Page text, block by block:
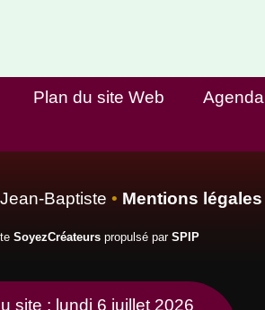
Plan du site Web Agenda
Baptiste • Mentions légales
SoyezCréateurs propulsé par SPIP
site : lundi 6 juillet 2026